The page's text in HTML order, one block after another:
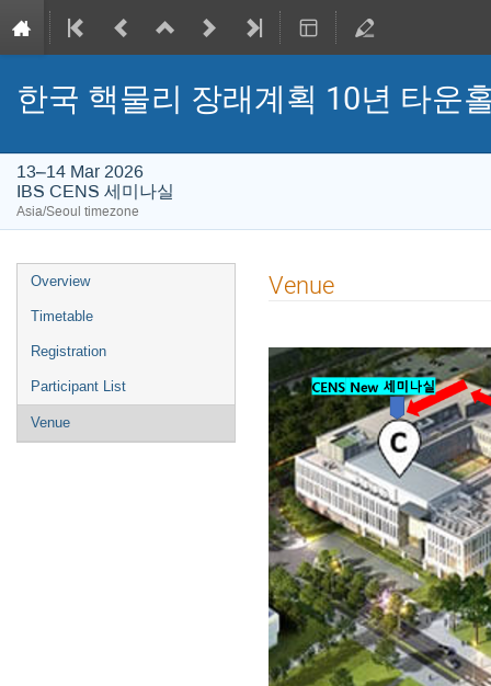
한국 핵물리 장래계획 10년 타운
13–14 Mar 2026
IBS CENS 세미나실
Asia/Seoul timezone
Event
menu
Overview
Timetable
Registration
Participant List
Venue
Venue